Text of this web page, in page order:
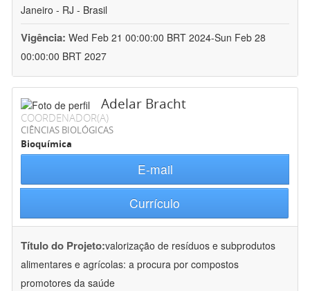
Janeiro - RJ - Brasil
Vigência: Wed Feb 21 00:00:00 BRT 2024-Sun Feb 28
00:00:00 BRT 2027
Adelar Bracht
COORDENADOR(A)
CIÊNCIAS BIOLÓGICAS
Bioquímica
E-mail
Currículo
Título do Projeto:valorização de resíduos e subprodutos
alimentares e agrícolas: a procura por compostos
promotores da saúde